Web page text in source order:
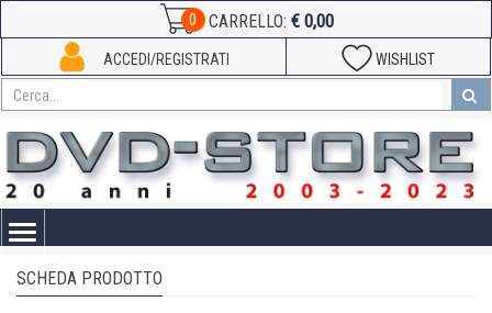
0 CARRELLO: € 0,00
WISHLIST
ACCEDI/REGISTRATI
Toggle
SCHEDA PRODOTTO